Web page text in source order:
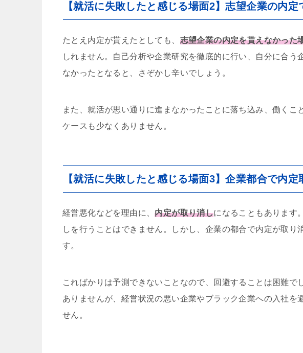
【就活に失敗したと感じる場面2】志望企業の内定
たとえ内定が貰えたとしても、 志望企業の内定を貰えなかった
しれません。自己分析や企業研究を徹底的に行い、自分に合う
なかったとなると、さぞかし辛いでしょう。
また、就活が思い通りに進まなかったことに落ち込み、働くこ
ケースも少なくありません。
【就活に失敗したと感じる場面3】企業都合で内
経営悪化などを理由に、内定が取り消しになることもあります
しを行うことはできません。しかし、企業の都合で内定が取り
す。
こればかりは予測できないことなので、回避することは困難で
ありませんが、経営状況の悪い企業やブラック企業への入社を
せん。